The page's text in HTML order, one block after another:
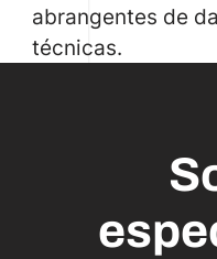
abrangentes de
técnicas.